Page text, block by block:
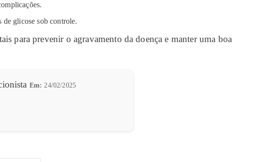
de glicose sob controle.
para prevenir o agravamento da doença e manter uma boa
Em: 24/02/2025